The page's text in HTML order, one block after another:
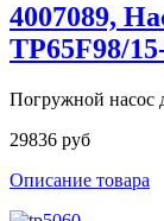
4007089,
TP65F98/
Погружной насос
29836 руб
Описание товара